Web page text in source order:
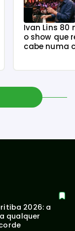
Ivan Lins 80
o show que
cabe numa
2026: a
qualquer